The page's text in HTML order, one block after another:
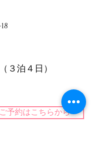
３泊４日）
予約はこちらから